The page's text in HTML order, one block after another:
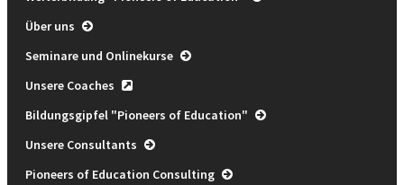
Über uns
Seminare und Onlinekurse
Unsere Coaches
Bildungsgipfel "Pioneers of Education"
Unsere Consultants
Pioneers of Education Consulting